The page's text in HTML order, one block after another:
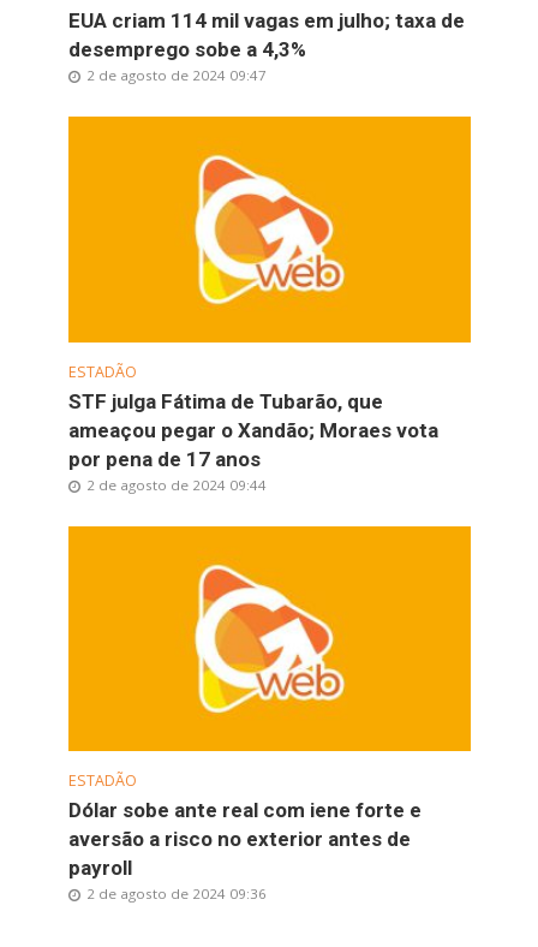
EUA criam 114 mil vagas em julho; taxa de
desemprego sobe a 4,3%
2 de agosto de 2024 09:47
ESTADÃO
STF julga Fátima de Tubarão, que
ameaçou pegar o Xandão; Moraes vota
por pena de 17 anos
2 de agosto de 2024 09:44
ESTADÃO
Dólar sobe ante real com iene forte e
aversão a risco no exterior antes de
payroll
2 de agosto de 2024 09:36